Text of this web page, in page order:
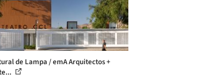
de Lampa / emA Arquitectos +